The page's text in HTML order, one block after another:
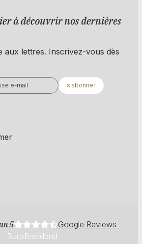
à découvrir nos dernières
aux lettres. Inscrivez-vous dès
s'abonner
5
Google Reviews
BuroBeeldend